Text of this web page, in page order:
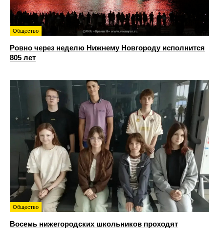
Общество
Ровно через неделю Нижнему Новгороду исполнится
805 лет
Общество
Восемь нижегородских школьников проходят